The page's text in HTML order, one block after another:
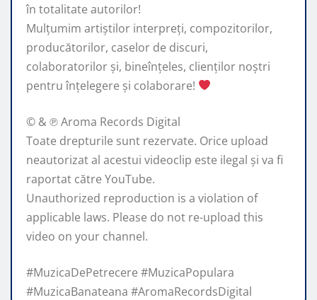
în totalitate autorilor!
Mulțumim artiștilor interpreți, compozitorilor,
producătorilor, caselor de discuri,
colaboratorilor și, bineînțeles, clienților noștri
pentru înțelegere și colaborare!
© & ℗ Aroma Records Digital
Toate drepturile sunt rezervate. Orice upload
neautorizat al acestui videoclip este ilegal și va fi
raportat către YouTube.
Unauthorized reproduction is a violation of
applicable laws. Please do not re-upload this
video on your channel.
#MuzicaDePetrecere #MuzicaPopulara
#MuzicaBanateana #AromaRecordsDigital